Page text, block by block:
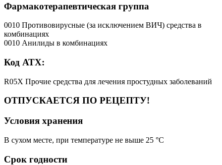
Фармакотерапевтическая группа
0010 Противовирусные (за исключением ВИЧ) средства в
комбинациях
0010 Анилиды в комбинациях
Код АТХ:
R05X Прочие средства для лечения простудных заболеваний
ОТПУСКАЕТСЯ ПО РЕЦЕПТУ!
Условия хранения
В сухом месте, при температуре не выше 25 °C
Срок годности